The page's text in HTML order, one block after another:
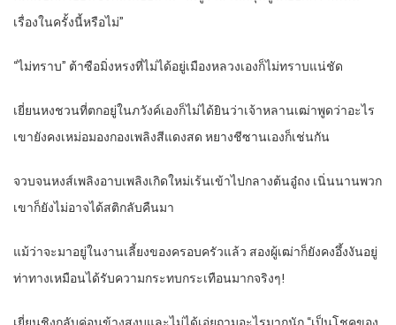
เรื่องในครั้งนี้หรือไม่”
“ไม่ทราบ” ต้าซือมิ่งหรงที่ไม่ได้อยู่เมืองหลวงเองก็ไม่ทราบแน่ชัด
เยี่ยนหงชวนที่ตกอยู่ในภวังค์เองก็ไม่ได้ยินว่าเจ้าหลานเฒ่าพูดว่าอะไร
เขายังคงเหม่อมองกองเพลิงสีแดงสด หยางชีซานเองก็เช่นกัน
จวบจนหงส์เพลิงอาบเพลิงเกิดใหม่เร้นเข้าไปกลางต้นอู๋ถง เนิ่นนานพวก
เขาก็ยังไม่อาจได้สติกลับคืนมา
แม้ว่าจะมาอยู่ในงานเลี้ยงของครอบครัวแล้ว สองผู้เฒ่าก็ยังคงอึ้งงันอยู่
ท่าทางเหมือนได้รับความกระทบกระเทือนมากจริงๆ!